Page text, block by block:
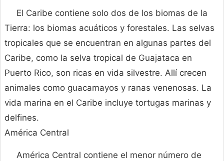
El Caribe contiene solo dos de los biomas de la
Tierra: los biomas acuáticos y forestales. Las selvas
tropicales que se encuentran en algunas partes del
Caribe, como la selva tropical de Guajataca en
Puerto Rico, son ricas en vida silvestre. Allí crecen
animales como guacamayos y ranas venenosas. La
vida marina en el Caribe incluye tortugas marinas y
delfines.
América Central
América Central contiene el menor número de